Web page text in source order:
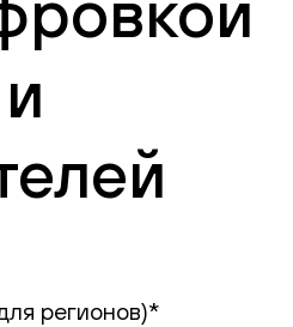
регионов)*